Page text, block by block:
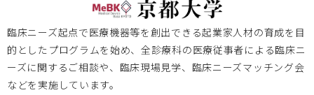
大阪医療センター 2024.11.20
2024/12/17 医工連携マッチング例会【次世代医療システム
臨床ニーズ起点で医療機器等を創出できる起業家人材の育成を目
的としたプログラムを始め、全診療科の医療従事者による臨床ニ
ーズに関するご相談や、臨床現場見学、臨床ニーズマッチング会
などを実施しています。